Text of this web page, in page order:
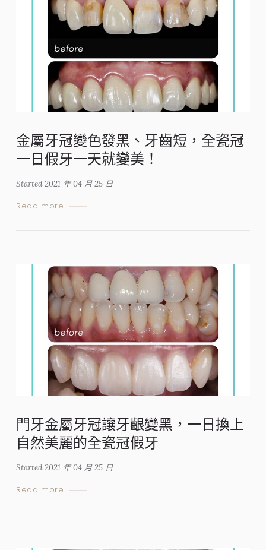
金屬牙冠變色發黑、牙齒短，全瓷冠
一日假牙一天就變美！
Started2021 年 04 月 25 日
Read more
門牙金屬牙冠讓牙齦變黑，一日換上
自然美麗的全瓷冠假牙
Started2021 年 04 月 25 日
Read more